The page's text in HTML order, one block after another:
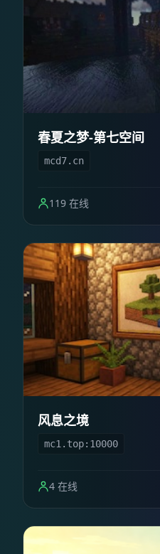
春夏之梦-第七空间
mcd7.cn
119 在线
风息之境
mc1.top:10000
4 在线